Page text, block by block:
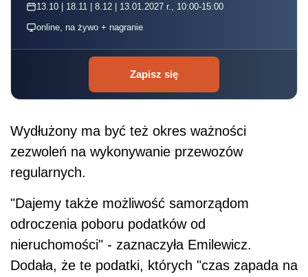
13.10 | 18.11 | 8.12 | 13.01.2027 r., 10:00-15:00
online, na żywo + nagranie
Zapisz się
Wydłużony ma być też okres ważności
zezwoleń na wykonywanie przewozów
regularnych.
"Dajemy także możliwość samorządom
odroczenia poboru podatków od
nieruchomości" - zaznaczyła Emilewicz.
Dodała, że te podatki, których "czas zapada na